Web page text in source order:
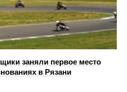
заняли первое место
в Рязани